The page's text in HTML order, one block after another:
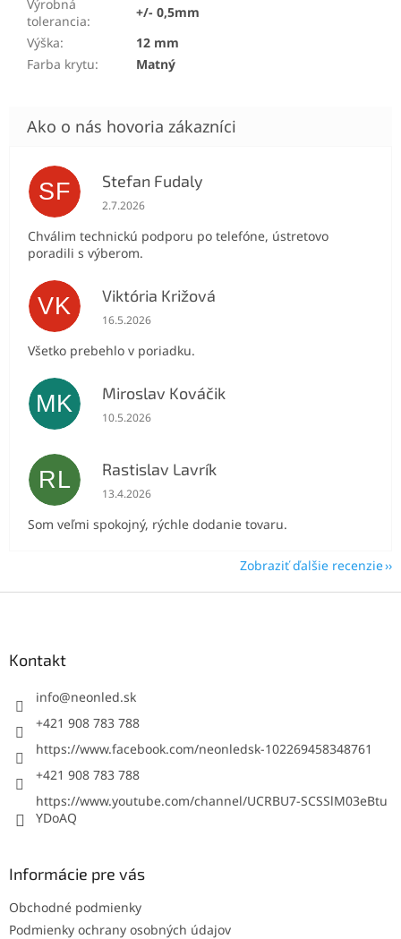
Výrobná
tolerancia:
+/- 0,5mm
Výška:
12 mm
Farba krytu: Matný
SF Stefan Fudaly
Hodnotenie obchodu je 5 z 5 hviezdičiek.
2.7.2026
Chválim technickú podporu po telefóne, ústretovo
poradili s výberom.
VK Viktória Križová
Hodnotenie obchodu je 5 z 5 hviezdičiek.
16.5.2026
Všetko prebehlo v poriadku.
MK Miroslav Kováčik
Hodnotenie obchodu je 5 z 5 hviezdičiek.
10.5.2026
RL Rastislav Lavrík
Hodnotenie obchodu je 5 z 5 hviezdičiek.
13.4.2026
Som veľmi spokojný, rýchle dodanie tovaru.
Zobraziť ďalšie recenzie
Kontakt
info@neonled.sk
+421 908 783 788
https://www.facebook.com/neonledsk-102269458348761
+421 908 783 788
https://www.youtube.com/channel/UCRBU7-SCSSlM03eBtu
YDoAQ
Informácie pre vás
Obchodné podmienky
Podmienky ochrany osobných údajov